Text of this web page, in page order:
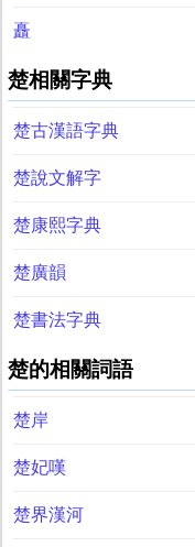
矗
楚相關字典
楚古漢語字典
楚說文解字
楚康熙字典
楚廣韻
楚書法字典
楚的相關詞語
楚岸
楚妃嘆
楚界漢河